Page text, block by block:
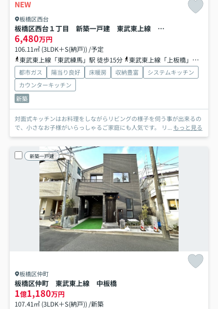
NEW
板橋区西台
板橋区西台１丁目 新築一戸建 東武東上線 東武練馬
6,480万円
106.11㎡ (3LDK＋S(納戸)) /予定
東武東上線「東武練馬」駅 徒歩15分
東武東上線「上板橋」駅 徒歩18分
都市ガス 陽当り良好 床暖房 収納豊富
システムキッチン
カウンターキッチン
新築
対面式キッチンはお料理をしながらリビングの様子を伺う事が出来るの
で、小さなお子様がいらっしゃるご家庭にも人気です。 リ... もっと見る
新築一戸建
板橋区仲町
板橋区仲町 東武東上線 中板橋
1億1,180万円
107.41㎡ (3LDK＋S(納戸)) /新築